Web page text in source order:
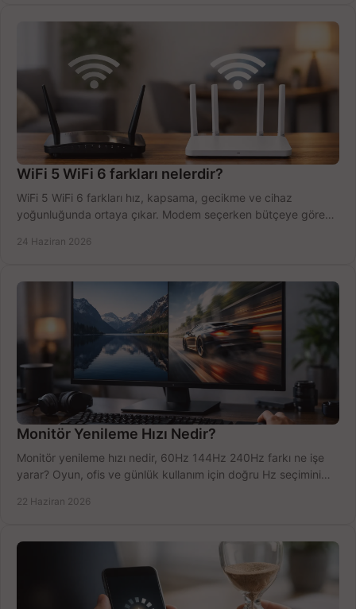
WiFi 5 WiFi 6 farkları nelerdir?
WiFi 5 WiFi 6 farkları hız, kapsama, gecikme ve cihaz
yoğunluğunda ortaya çıkar. Modem seçerken bütçeye göre
24 Haziran 2026
Monitör Yenileme Hızı Nedir?
Monitör yenileme hızı nedir, 60Hz 144Hz 240Hz farkı ne işe
yarar? Oyun, ofis ve günlük kullanım için doğru Hz seçimini
22 Haziran 2026